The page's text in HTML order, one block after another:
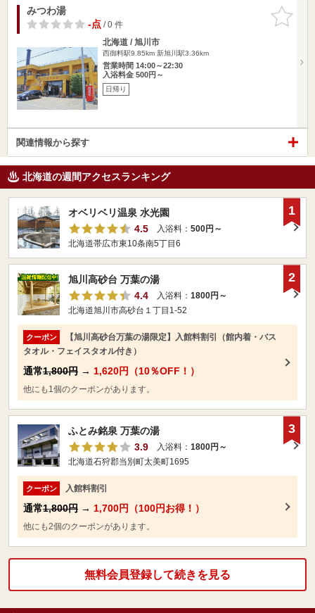
お気に入
りに追加
みつわ湯
-点/ 0 件
北海道 / 旭川市
西御料駅9.85km 新旭川駅3.36km
営業時間 14:00～22:30
入浴料金 500円～
日帰り
関連情報から探す
北海道の週間アクセスランキング
オベリベリ温泉 水光園
4.5
入浴料： 500円～
北海道帯広市東10条南5丁目6
1
旭川高砂台 万葉の湯
4.4
入浴料： 1800円～
北海道旭川市高砂台１丁目1-52
クーポン
【旭川高砂台万葉の湯限定】入館料割引（館内着・バス
タオル・フェイスタオル付き）
通常1,800円 → 1,620円（10％OFF！）
他にも1個のクーポンがあります。
2
ふとみ銘泉 万葉の湯
3.9
入浴料： 1800円～
北海道石狩郡当別町太美町1695
クーポン 入館料割引
通常1,800円 → 1,700円（100円お得！）
他にも2個のクーポンがあります。
3
無料会員登録して続きを見る